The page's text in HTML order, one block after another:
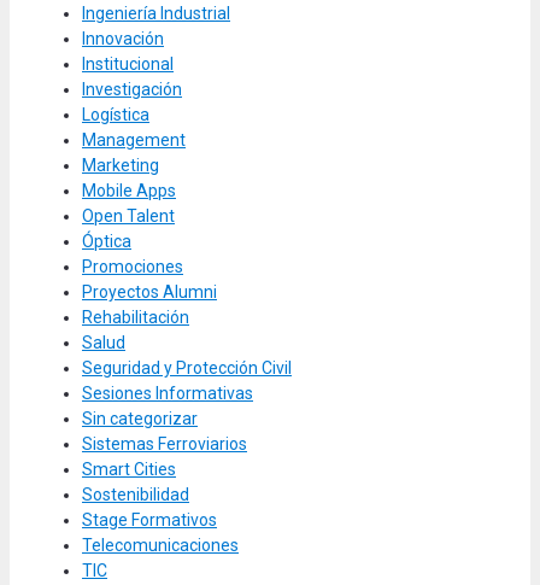
Ingeniería Industrial
Innovación
Institucional
Investigación
Logística
Management
Marketing
Mobile Apps
Open Talent
Óptica
Promociones
Proyectos Alumni
Rehabilitación
Salud
Seguridad y Protección Civil
Sesiones Informativas
Sin categorizar
Sistemas Ferroviarios
Smart Cities
Sostenibilidad
Stage Formativos
Telecomunicaciones
TIC